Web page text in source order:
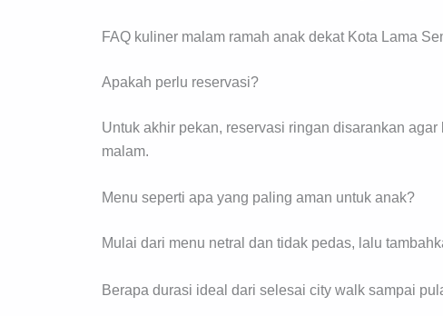
FAQ kuliner malam ramah anak dekat Kota Lama
Apakah perlu reservasi?
Untuk akhir pekan, reservasi ringan disarankan
malam.
Menu seperti apa yang paling aman untuk anak?
Mulai dari menu netral dan tidak pedas, lalu
Berapa durasi ideal dari selesai city walk sampai